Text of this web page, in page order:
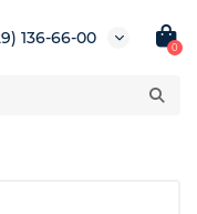
136-66-00
0